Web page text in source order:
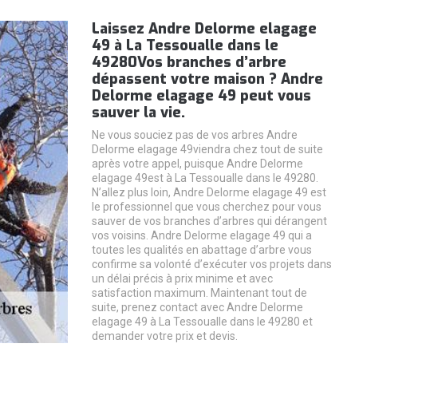
Laissez Andre Delorme elagage
49 à La Tessoualle dans le
49280Vos branches d’arbre
dépassent votre maison ? Andre
Delorme elagage 49 peut vous
sauver la vie.
Ne vous souciez pas de vos arbres Andre
Delorme elagage 49viendra chez tout de suite
après votre appel, puisque Andre Delorme
elagage 49est à La Tessoualle dans le 49280.
N’allez plus loin, Andre Delorme elagage 49 est
le professionnel que vous cherchez pour vous
sauver de vos branches d’arbres qui dérangent
vos voisins. Andre Delorme elagage 49 qui a
toutes les qualités en abattage d’arbre vous
confirme sa volonté d’exécuter vos projets dans
un délai précis à prix minime et avec
satisfaction maximum. Maintenant tout de
suite, prenez contact avec Andre Delorme
elagage 49 à La Tessoualle dans le 49280 et
demander votre prix et devis.